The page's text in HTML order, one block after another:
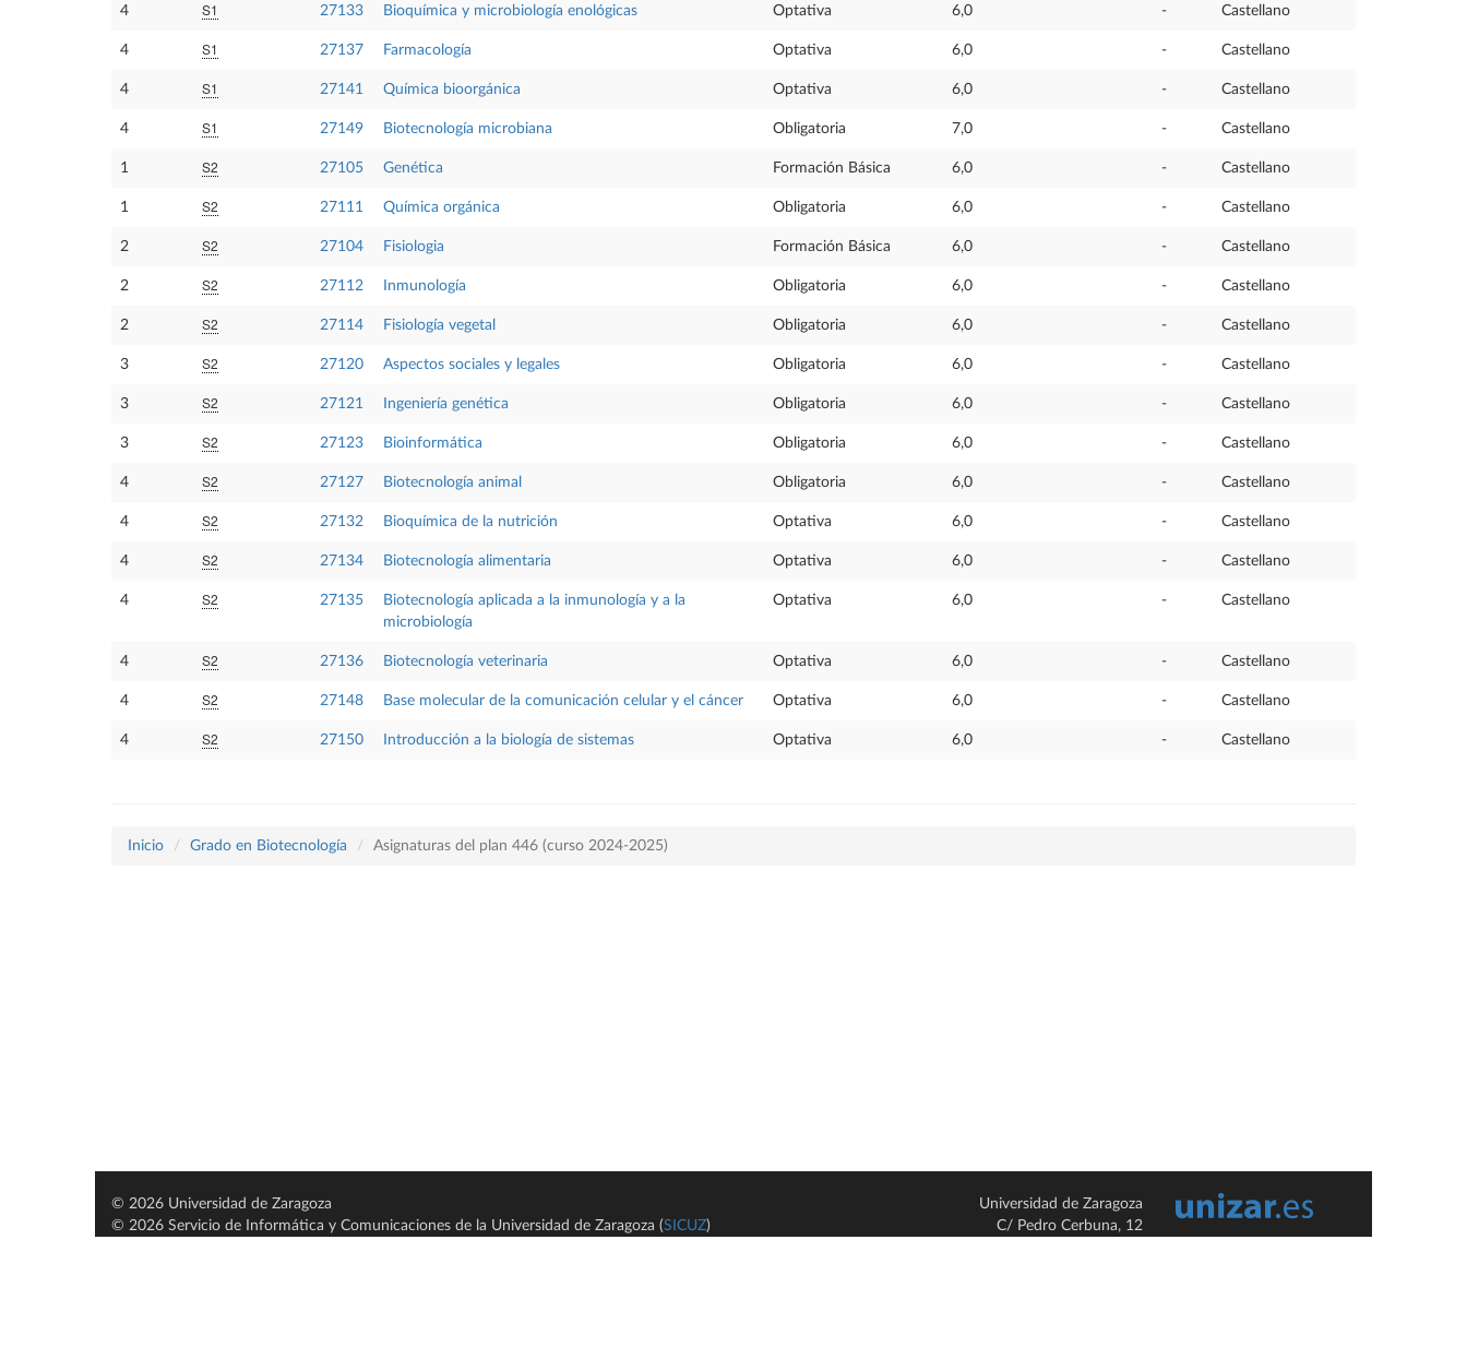
4 S1 27133 Bioquímica y microbiología enológicas Optativa 6,0 - Castellano
4 S1 27137 Farmacología Optativa 6,0 - Castellano
4 S1 27141 Química bioorgánica Optativa 6,0 - Castellano
4 S1 27149 Biotecnología microbiana Obligatoria 7,0 - Castellano
1 S2 27105 Genética Formación Básica 6,0 - Castellano
1 S2 27111 Química orgánica Obligatoria 6,0 - Castellano
2 S2 27104 Fisiologia Formación Básica 6,0 - Castellano
2 S2 27112 Inmunología Obligatoria 6,0 - Castellano
2 S2 27114 Fisiología vegetal Obligatoria 6,0 - Castellano
3 S2 27120 Aspectos sociales y legales Obligatoria 6,0 - Castellano
3 S2 27121 Ingeniería genética Obligatoria 6,0 - Castellano
3 S2 27123 Bioinformática Obligatoria 6,0 - Castellano
4 S2 27127 Biotecnología animal Obligatoria 6,0 - Castellano
4 S2 27132 Bioquímica de la nutrición Optativa 6,0 - Castellano
4 S2 27134 Biotecnología alimentaria Optativa 6,0 - Castellano
4 S2 27135
Biotecnología aplicada a la inmunología y a la
microbiología
Optativa 6,0 - Castellano
4 S2 27136 Biotecnología veterinaria Optativa 6,0 - Castellano
4 S2 27148 Base molecular de la comunicación celular y el cáncer Optativa 6,0 - Castellano
4 S2 27150 Introducción a la biología de sistemas Optativa 6,0 - Castellano
Inicio Grado en Biotecnología Asignaturas del plan 446 (curso 2024-2025)
© 2026 Universidad de Zaragoza
© 2026 Servicio de Informática y Comunicaciones de la Universidad de Zaragoza (SICUZ)
Universidad de Zaragoza
C/ Pedro Cerbuna, 12